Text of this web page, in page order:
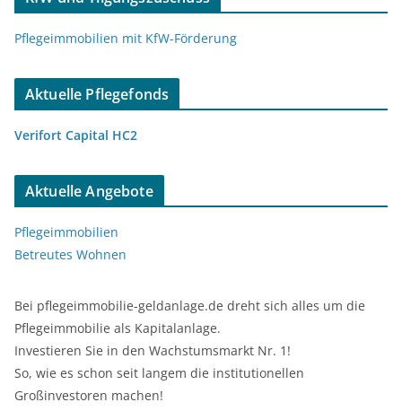
Pflegeimmobilien mit KfW-Förderung
Aktuelle Pflegefonds
Verifort Capital HC2
Aktuelle Angebote
Pflegeimmobilien
Betreutes Wohnen
Bei pflegeimmobilie-geldanlage.de dreht sich alles um die
Pflegeimmobilie als Kapitalanlage.
Investieren Sie in den Wachstumsmarkt Nr. 1!
So, wie es schon seit langem die institutionellen
Großinvestoren machen!